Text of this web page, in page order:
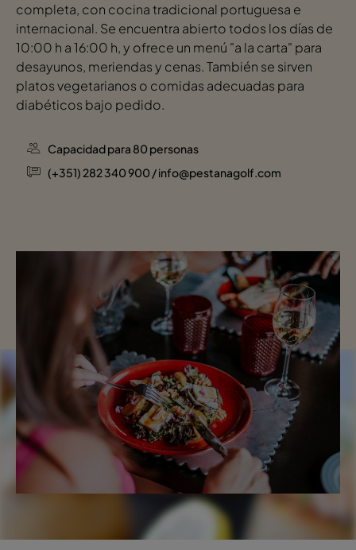
completa, con cocina tradicional portuguesa e
internacional. Se encuentra abierto todos los días de
10:00 h a 16:00 h, y ofrece un menú "a la carta" para
desayunos, meriendas y cenas. También se sirven
platos vegetarianos o comidas adecuadas para
diabéticos bajo pedido.
Capacidad para 80 personas
(+351) 282 340 900 / info@pestanagolf.com